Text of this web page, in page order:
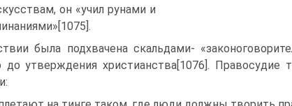
он «учил рунами и
была подхвачена скальдами-
до утверждения христианства[1076].